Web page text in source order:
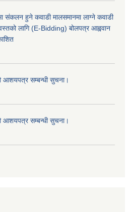
संकलन हुने कवाडी मालसमानमा लाग्ने कवाडी
लागि (E-Bidding) बोलपत्र आह्ववान
आशयपत्र सम्बन्धी सुचना।
आशयपत्र सम्बन्धी सुचना।